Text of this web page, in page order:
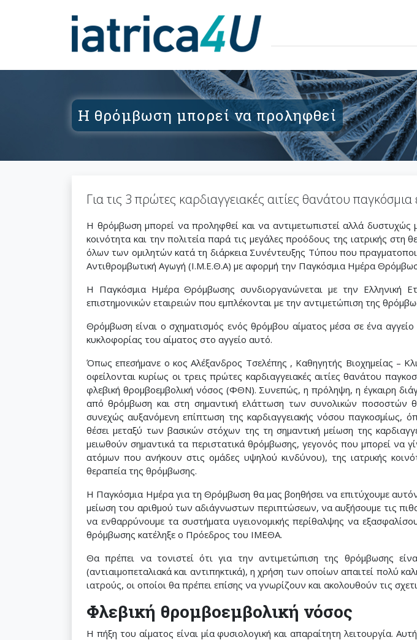
Η θρόμβωση μπορεί να προληφθεί
Για τις 3 πρώτες καρδιαγγειακές αιτίες θανάτου
Η θρόμβωση μπορεί να προληφθεί και να αντιμετωπιστεί αλλά δυστυχώς
κοινότητα και την πολιτεία παρά τις μεγάλες προόδους της ιατρικής
όλων των ομιλητών κατά τη διάρκεια Συνέντευξης Τύπου που
Αντιθρομβωτική Αγωγή (Ι.Μ.Ε.Θ.Α) με αφορμή την Παγκόσμια Ημέρα
Η Παγκόσμια Ημέρα Θρόμβωσης συνδιοργανώνεται με την Ελληνική
επιστημονικών εταιρειών που εμπλέκονται με την αντιμετώπιση της
Θρόμβωση είναι ο σχηματισμός ενός θρόμβου αίματος μέσα σε ένα
κυκλοφορίας του αίματος στο αγγείο αυτό.
Όπως επεσήμανε ο κος Αλέξανδρος Τσελέπης , Καθηγητής Βιοχημείας –
οφείλονται κυρίως οι τρεις πρώτες καρδιαγγειακές αιτίες θανάτου
φλεβική θρομβοεμβολική νόσος (ΦΘΝ). Συνεπώς, η πρόληψη, η έγκαιρη
από θρόμβωση και στη σημαντική ελάττωση των συνολικών ποσοστών
συνεχώς αυξανόμενη επίπτωση της καρδιαγγειακής νόσου
θέσει μεταξύ των βασικών στόχων της τη σημαντική μείωση της
μειωθούν σημαντικά τα περιστατικά θρόμβωσης, γεγονός που μπορεί να
ατόμων που ανήκουν στις ομάδες υψηλού κινδύνου), της ιατρικής
θεραπεία της θρόμβωσης.
Η Παγκόσμια Ημέρα για τη Θρόμβωση θα μας βοηθήσει να επιτύχουμε
μείωση του αριθμού των αδιάγνωστων περιπτώσεων, να αυξήσουμε τις
να ενθαρρύνουμε τα συστήματα υγειονομικής περίθαλψης να
θρόμβωσης κατέληξε ο Πρόεδρος του ΙΜΕΘΑ.
Θα πρέπει να τονιστεί ότι για την αντιμετώπιση της θρόμβωσης
(αντιαιμοπεταλιακά και αντιπηκτικά), η χρήση των οποίων απαιτεί πολύ
ιατρούς, οι οποίοι θα πρέπει επίσης να γνωρίζουν και ακολουθούν τις
Φλεβική θρομβοεμβολική νόσος
Η πήξη του αίματος είναι μία φυσιολογική και απαραίτητη λειτουργία.